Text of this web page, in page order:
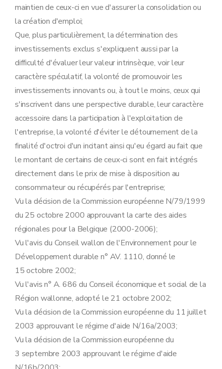
maintien de ceux-ci en vue d'assurer la consolidation ou
la création d'emploi;
Que, plus particulièrement, la détermination des
investissements exclus s'expliquent aussi par la
difficulté d'évaluer leur valeur intrinsèque, voir leur
caractère spéculatif, la volonté de promouvoir les
investissements innovants ou, à tout le moins, ceux qui
s'inscrivent dans une perspective durable, leur caractère
accessoire dans la participation à l'exploitation de
l'entreprise, la volonté d'éviter le détournement de la
finalité d'octroi d'un incitant ainsi qu'eu égard au fait que
le montant de certains de ceux-ci sont en fait intégrés
directement dans le prix de mise à disposition au
consommateur ou récupérés par l'entreprise;
Vu la décision de la Commission européenne N/79/1999
du 25 octobre 2000 approuvant la carte des aides
régionales pour la Belgique (2000-2006);
Vu l'avis du Conseil wallon de l'Environnement pour le
Développement durable n° AV. 1110, donné le
15 octobre 2002;
Vu l'avis n° A. 686 du Conseil économique et social de la
Région wallonne, adopté le 21 octobre 2002;
Vu la décision de la Commission européenne du 11 juillet
2003 approuvant le régime d'aide N/16a/2003;
Vu la décision de la Commission européenne du
3 septembre 2003 approuvant le régime d'aide